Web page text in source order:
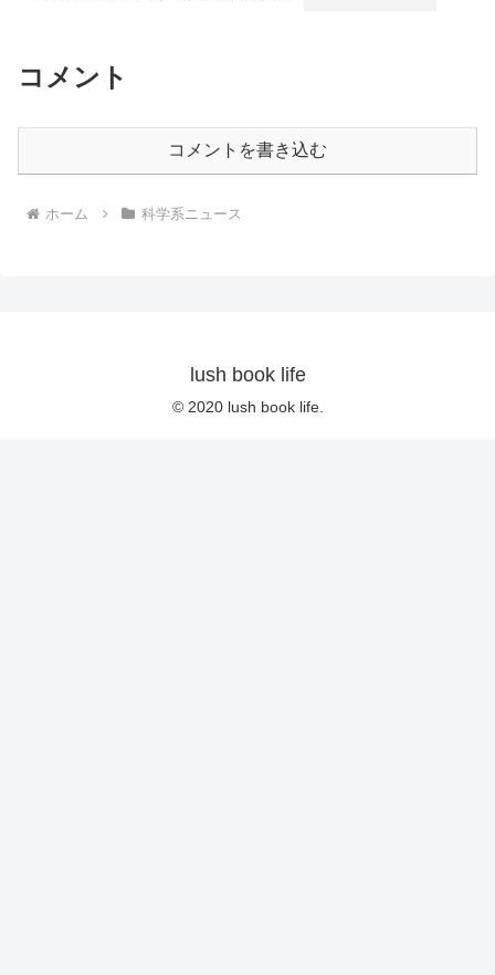
コメント
コメントを書き込む
ホーム 科学系ニュース
lush book life
© 2020 lush book life.